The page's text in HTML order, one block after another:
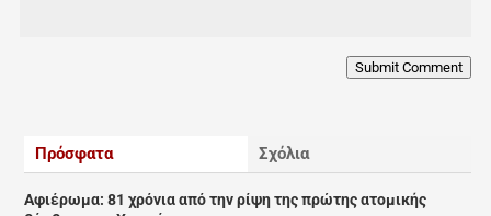
Submit Comment
Πρόσφατα Σχόλια
Αφιέρωμα: 81 χρόνια από την ρίψη της πρώτης ατομικής